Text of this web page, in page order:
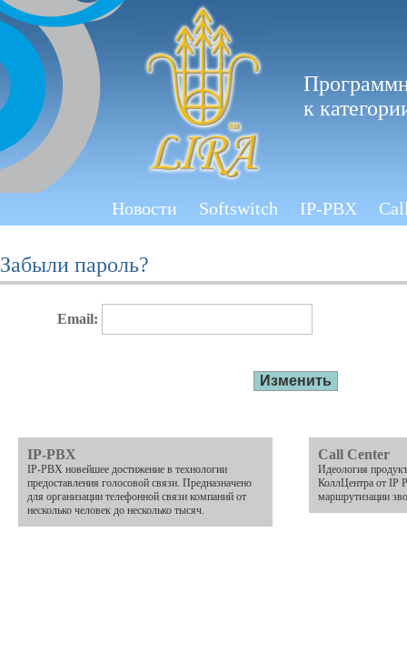
к
Новости Softswitch IP-PBX
Забыли пароль?
Email:
IP-PBX
IP-PBX новейшее достижение в технологии
предоставления голосовой связи. Предназначено
для организации телефонной связи компаний от
несколько человек до несколько тысяч.
Call Center
Идеология
КоллЦентра от IP
маршрутизации